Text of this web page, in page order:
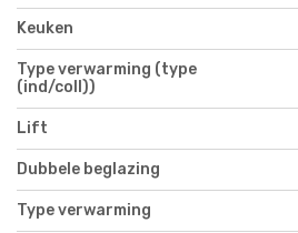
Keuken
Type verwarming (type
(ind/coll))
Lift
Dubbele beglazing
Type verwarming